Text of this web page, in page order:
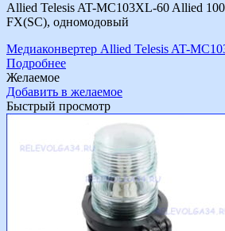
Allied Telesis AT-MC103XL-60 Allied
FX(SC), одномодовый
Медиаконвертер Allied Telesis AT-
Подробнее
Желаемое
Добавить в желаемое
Быстрый просмотр